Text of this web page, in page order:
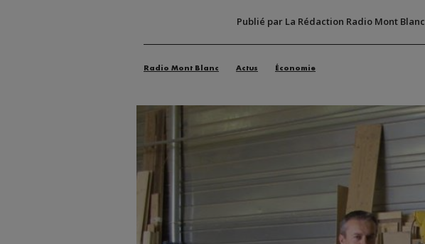
Publié par La Rédaction Radio Mont Blanc
Radio Mont Blanc Actus Économie